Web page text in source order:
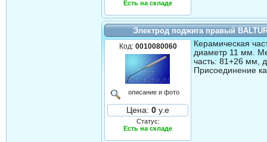
Есть на складе
Электрод поджига правый
Код: 0010080060
описание и фото
Цена: 0 у.е
Статус:
Есть на складе
Керамическая
диаметр 11 мм.
часть: 81+26 мм,
Присоединение